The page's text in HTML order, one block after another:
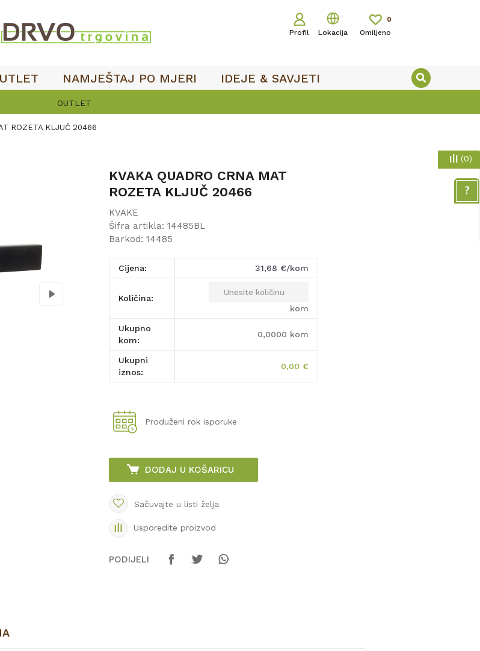
Profil Lokacija Omiljeno
0
NAMJEŠTAJ PO MJERI IDEJE & SAVJETI
OUTLET
ROZETA KLJUČ 20466
KVAKA QUADRO CRNA MAT
ROZETA KLJUČ 20466
KVAKE
Šifra artikla: 14485BL
Barkod: 14485
Cijena: 31,68 €/kom
Količina:
kom
Ukupno
kom:
0,0000 kom
Ukupni
iznos:
0,00 €
Produženi rok isporuke
DODAJ U KOŠARICU
Sačuvajte u listi želja
Usporedite proizvod
PODIJELI
(0)